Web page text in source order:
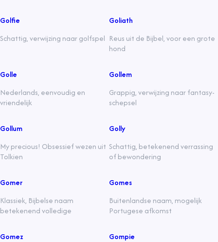
Golfie
Schattig, verwijzing naar golfspel
Goliath
Reus uit de Bijbel, voor een grote
hond
Golle
Nederlands, eenvoudig en
vriendelijk
Gollem
Grappig, verwijzing naar fantasy-
schepsel
Gollum
My precious! Obsessief wezen uit
Tolkien
Golly
Schattig, betekenend verrassing
of bewondering
Gomer
Klassiek, Bijbelse naam
betekenend volledige
Gomes
Buitenlandse naam, mogelijk
Portugese afkomst
Gomez
Gompie